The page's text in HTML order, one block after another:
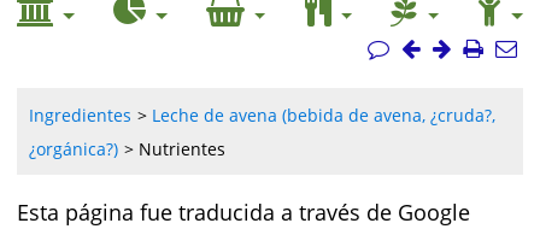
Ingredientes
Leche de avena (bebida de avena, ¿cruda?,
¿orgánica?)
Nutrientes
Esta página fue traducida a través de Google